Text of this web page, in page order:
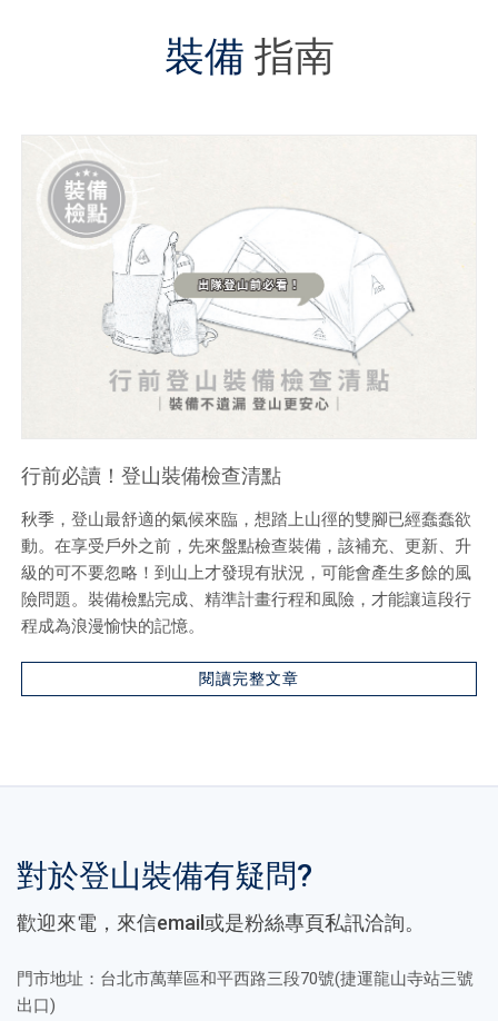
裝備 指南
行前必讀！登山裝備檢查清點
秋季，登山最舒適的氣候來臨，想踏上山徑的雙腳已經蠢蠢欲
動。在享受戶外之前，先來盤點檢查裝備，該補充、更新、升
級的可不要忽略！到山上才發現有狀況，可能會產生多餘的風
險問題。裝備檢點完成、精準計畫行程和風險，才能讓這段行
程成為浪漫愉快的記憶。
閱讀完整文章
對於登山裝備有疑問?
歡迎來電，來信email或是粉絲專頁私訊洽詢。
門市地址：台北市萬華區和平西路三段70號(捷運龍山寺站三號
出口)